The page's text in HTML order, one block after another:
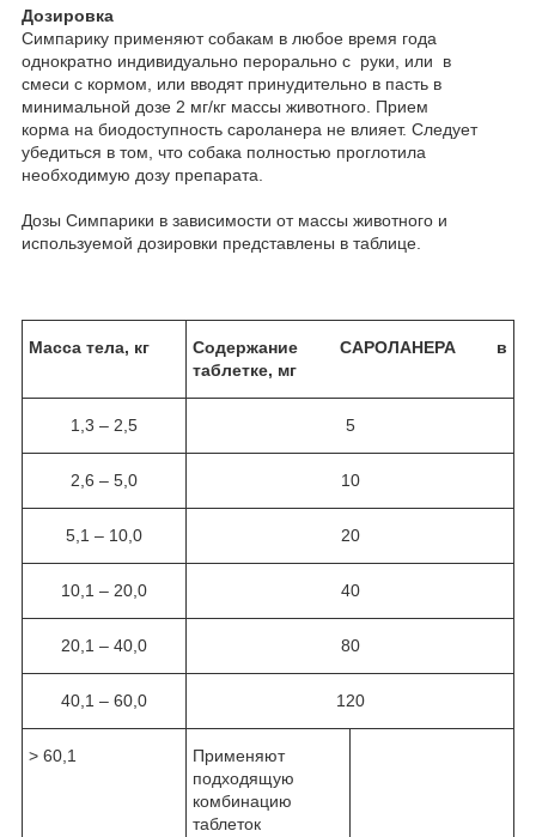
Дозировка
Симпарику применяют собакам в любое время года
однократно индивидуально перорально с руки, или в
смеси с кормом, или вводят принудительно в пасть в
минимальной дозе 2 мг/кг массы животного. Прием
корма на биодоступность сароланера не влияет. Следует
убедиться в том, что собака полностью проглотила
необходимую дозу препарата.
Дозы Симпарики в зависимости от массы животного и
используемой дозировки представлены в таблице.
Масса тела, кг
Содержание САРОЛАНЕРА в
таблетке, мг
1,3 – 2,5 5
2,6 – 5,0 10
5,1 – 10,0 20
10,1 – 20,0 40
20,1 – 40,0 80
40,1 – 60,0 120
> 60,1
Применяют
подходящую
комбинацию
таблеток